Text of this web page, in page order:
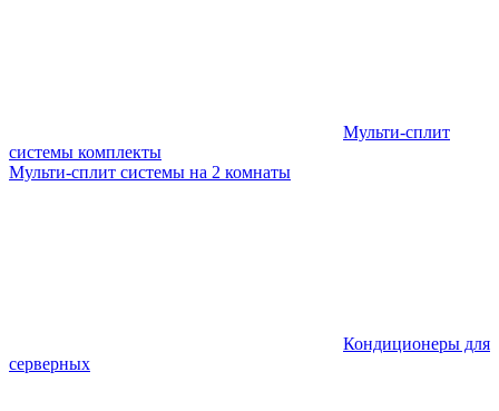
Мульти-сплит
системы комплекты
Мульти-сплит системы на 2 комнаты
Кондиционеры для
серверных